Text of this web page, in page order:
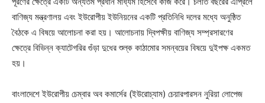
বাণিজ্য মন্ত্রণালয় এবং ইউরোপীয় ইউনিয়নের একটি প্রতিনিধি দলের মধ্যে অনুষ্ঠিত
বৈঠকে এ বিষয়ে আলোচনা করা হয়। আলোচনায় দ্বিপক্ষীয় বাণিজ্য সম্প্রসারণের
ক্ষেত্রে বিভিন্ন ক্যাটেগরির গুঁড়া দুধের শুল্ক কাঠামোর সমন্বয়ের বিষয়ে দুইপক্ষ একমত
হয়।
বাংলাদেশে ইউরোপীয় চেম্বার অব কমার্সের (ইউরোচ্যাম) চেয়ারপারসন নুরিয়া লোপেজ